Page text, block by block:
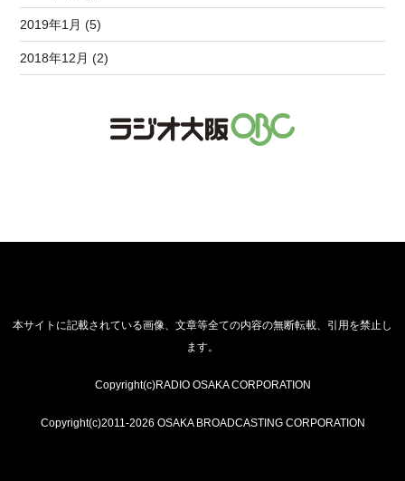
2019年1月 (5)
2018年12月 (2)
本サイトに記載されている画像、文章等全ての内容の無断転載、引用を禁止し
ます。
Copyright(c)RADIO OSAKA CORPORATION
Copyright(c)2011-2026 OSAKA BROADCASTING CORPORATION